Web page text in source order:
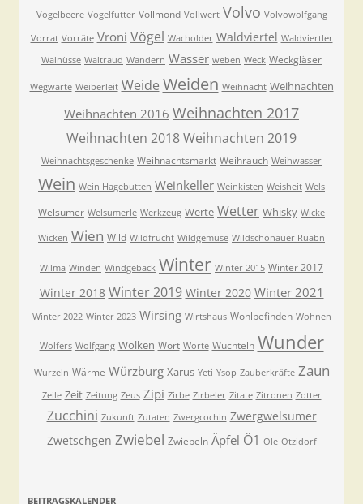
Vogelbeere Vogelfutter Vollmond Vollwert Volvo Volvowolfgang
Vorrat Vorräte Vroni Vögel Wacholder Waldviertel Waldviertler
Walnüsse Waltraud Wandern Wasser weben Weck Weckgläser
Wegwarte Weiberleit Weide Weiden Weihnacht Weihnachten
Weihnachten 2016 Weihnachten 2017
Weihnachten 2018Weihnachten 2019
Weihnachtsgeschenke Weihnachtsmarkt Weihrauch Weihwasser
Wein Wein Hagebutten Weinkeller Weinkisten Weisheit Wels
Welsumer Welsumerle Werkzeug Werte Wetter Whisky Wicke
Wicken Wien Wild Wildfrucht Wildgemüse Wildschönauer Ruabn
Wilma Winden Windgebäck Winter Winter 2015 Winter 2017
Winter 2018 Winter 2019 Winter 2020 Winter 2021
Winter 2022 Winter 2023 Wirsing Wirtshaus Wohlbefinden Wohnen
Wolfers Wolfgang Wolken Wort Worte Wuchteln Wunder
Wurzeln Wärme Würzburg Xarus Yeti Ysop Zauberkräfte Zaun
Zeile Zeit Zeitung Zeus Zipi Zirbe Zirbeler Zitate Zitronen Zotter
Zucchini Zukunft Zutaten Zwergcochin Zwergwelsumer
Zwetschgen Zwiebel Zwiebeln Äpfel Ö1 Öle Ötzidorf
BEITRAGSKALENDER